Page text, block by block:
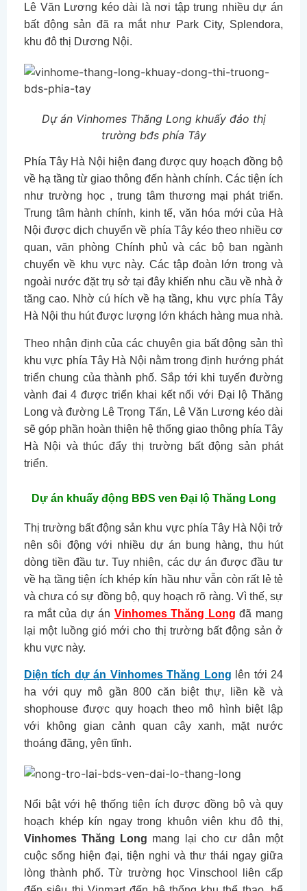
Lê Văn Lương kéo dài là nơi tập trung nhiều dự án
bất động sản đã ra mắt như Park City, Splendora,
khu đô thị Dương Nội.
Dự án Vinhomes Thăng Long khuấy đảo thị
trường bđs phía Tây
Phía Tây Hà Nội hiện đang được quy hoạch đồng bộ
về hạ tầng từ giao thông đến hành chính. Các tiện ích
như trường học , trung tâm thương mại phát triển.
Trung tâm hành chính, kinh tế, văn hóa mới của Hà
Nội được dịch chuyển về phía Tây kéo theo nhiều cơ
quan, văn phòng Chính phủ và các bộ ban ngành
chuyển về khu vực này. Các tập đoàn lớn trong và
ngoài nước đặt trụ sở tại đây khiến nhu cầu về nhà ở
tăng cao. Nhờ cú hích về hạ tầng, khu vực phía Tây
Hà Nội thu hút được lượng lớn khách hàng mua nhà.
Theo nhận định của các chuyên gia bất động sản thì
khu vực phía Tây Hà Nội nằm trong định hướng phát
triển chung của thành phố. Sắp tới khi tuyến đường
vành đai 4 được triển khai kết nối với Đại lộ Thăng
Long và đường Lê Trọng Tấn, Lê Văn Lương kéo dài
sẽ góp phần hoàn thiện hệ thống giao thông phía Tây
Hà Nội và thúc đẩy thị trường bất động sản phát
triển.
Dự án khuấy động BĐS ven Đại lộ Thăng Long
Thị trường bất động sản khu vực phía Tây Hà Nội trở
nên sôi động với nhiều dự án bung hàng, thu hút
dòng tiền đầu tư. Tuy nhiên, các dự án được đầu tư
về hạ tầng tiện ích khép kín hầu như vẫn còn rất lẻ tẻ
và chưa có sự đồng bộ, quy hoạch rõ ràng. Vì thế, sự
ra mắt của dự án Vinhomes Thăng Long đã mang
lại một luồng gió mới cho thị trường bất động sản ở
khu vực này.
Diện tích dự án Vinhomes Thăng Long lên tới 24
ha với quy mô gần 800 căn biệt thự, liền kề và
shophouse được quy hoạch theo mô hình biệt lập
với không gian cảnh quan cây xanh, mặt nước
thoáng đãng, yên tĩnh.
Nổi bật với hệ thống tiện ích được đồng bộ và quy
hoạch khép kín ngay trong khuôn viên khu đô thị,
Vinhomes Thăng Long mang lại cho cư dân một
cuộc sống hiện đại, tiện nghi và thư thái ngay giữa
lòng thành phố. Từ trường học Vinschool liên cấp